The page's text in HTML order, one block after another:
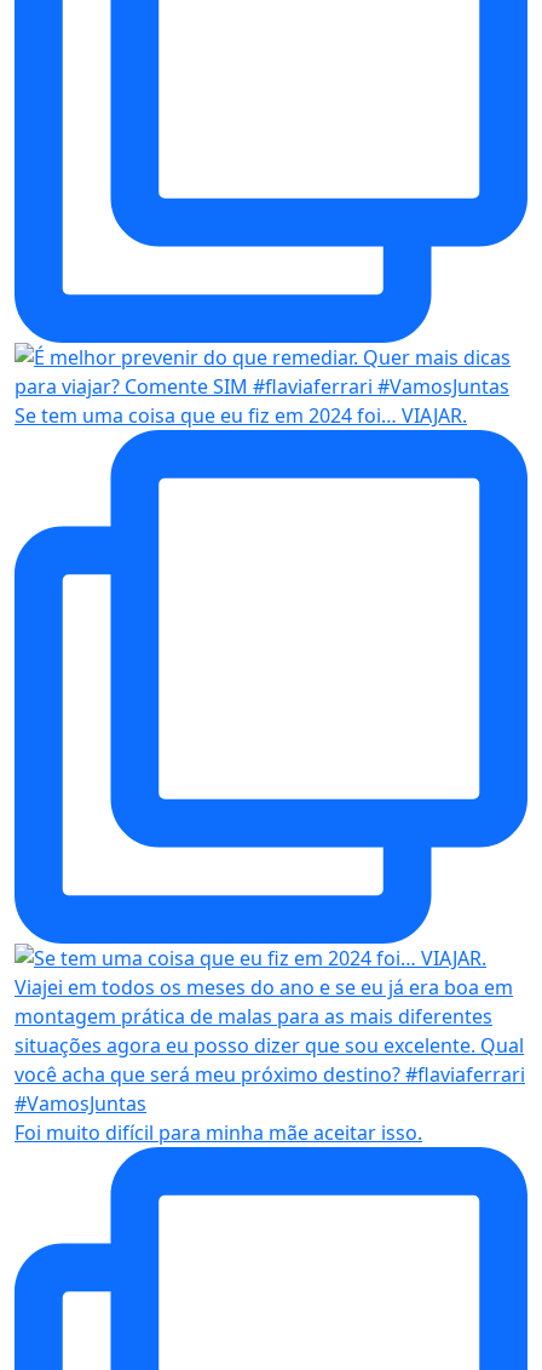
Se tem uma coisa que eu fiz em 2024 foi… VIAJAR.
Foi muito difícil para minha mãe aceitar isso.